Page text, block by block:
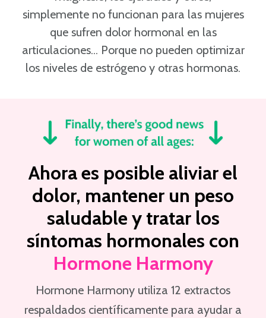
simplemente no funcionan para las mujeres
que sufren dolor hormonal en las
articulaciones... Porque no pueden optimizar
los niveles de estrógeno y otras hormonas.
Ahora es posible aliviar el
dolor, mantener un peso
saludable y tratar los
síntomas hormonales con
Hormone Harmony
Hormone Harmony utiliza 12 extractos
respaldados científicamente para ayudar a